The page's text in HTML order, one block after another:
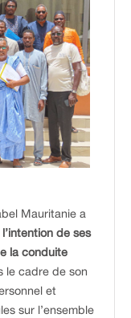
Mauritanie a
de ses
la conduite
le cadre de son
et
sur l’ensemble